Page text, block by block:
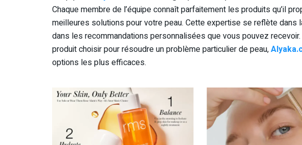
Chaque membre de l’équipe connaît parfaitement les produits qu’il
meilleures solutions pour votre peau. Cette expertise se reflète dans
dans les recommandations personnalisées que vous pouvez
produit choisir pour résoudre un problème particulier de peau,
options les plus efficaces.